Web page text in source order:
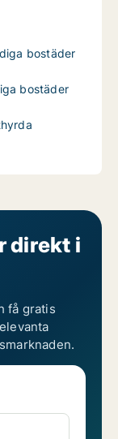
bostäder
bostäder
direkt i
få gratis